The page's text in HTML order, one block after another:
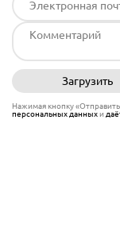
Загрузить
Нажимая кнопку
персональных данныхи